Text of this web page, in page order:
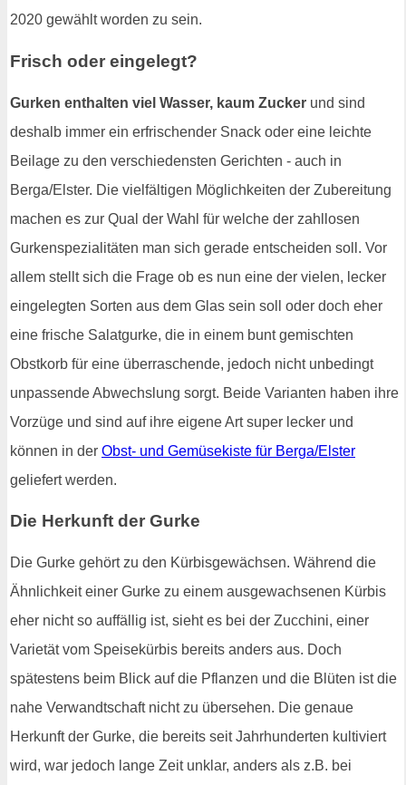
2020 gewählt worden zu sein.
Frisch oder eingelegt?
Gurken enthalten viel Wasser, kaum Zucker und sind
deshalb immer ein erfrischender Snack oder eine leichte
Beilage zu den verschiedensten Gerichten - auch in
Berga/Elster. Die vielfältigen Möglichkeiten der Zubereitung
machen es zur Qual der Wahl für welche der zahllosen
Gurkenspezialitäten man sich gerade entscheiden soll. Vor
allem stellt sich die Frage ob es nun eine der vielen, lecker
eingelegten Sorten aus dem Glas sein soll oder doch eher
eine frische Salatgurke, die in einem bunt gemischten
Obstkorb für eine überraschende, jedoch nicht unbedingt
unpassende Abwechslung sorgt. Beide Varianten haben ihre
Vorzüge und sind auf ihre eigene Art super lecker und
können in der Obst- und Gemüsekiste für Berga/Elster
geliefert werden.
Die Herkunft der Gurke
Die Gurke gehört zu den Kürbisgewächsen. Während die
Ähnlichkeit einer Gurke zu einem ausgewachsenen Kürbis
eher nicht so auffällig ist, sieht es bei der Zucchini, einer
Varietät vom Speisekürbis bereits anders aus. Doch
spätestens beim Blick auf die Pflanzen und die Blüten ist die
nahe Verwandtschaft nicht zu übersehen. Die genaue
Herkunft der Gurke, die bereits seit Jahrhunderten kultiviert
wird, war jedoch lange Zeit unklar, anders als z.B. bei